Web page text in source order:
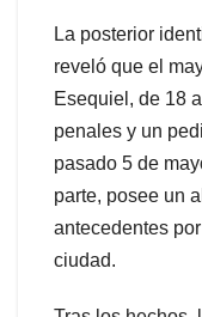
La posterior
reveló que el
Esequiel, de 18
penales y un
pasado 5 de
parte, posee un
antecedentes
ciudad.